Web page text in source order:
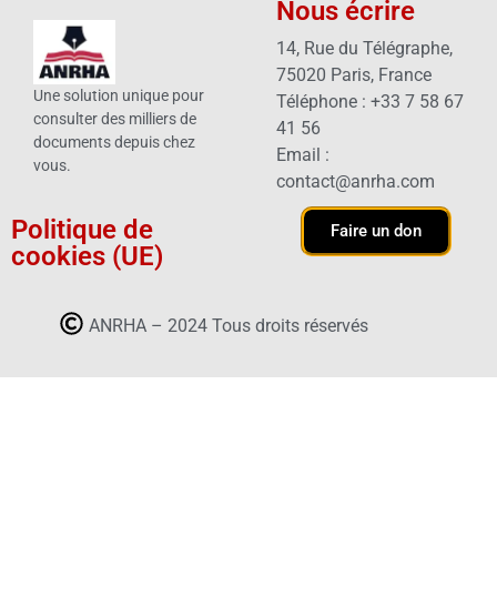
Une solution unique pour
consulter des milliers de
documents depuis chez
vous.
Politique de
cookies (UE)
Nous écrire
14, Rue du Télégraphe,
75020 Paris, France
Téléphone : +33 7 58 67
41 56
Email :
contact@anrha.com
Faire un don
ANRHA – 2024 Tous droits réservés